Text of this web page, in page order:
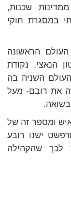
שכנות,
במסגרת חוקי
הראשונה
הנאצי. נקודת
השניה בה
את רובם- מעל
בשואה.
ומספר זה של
ישנו רובע
לכך שהקהילה